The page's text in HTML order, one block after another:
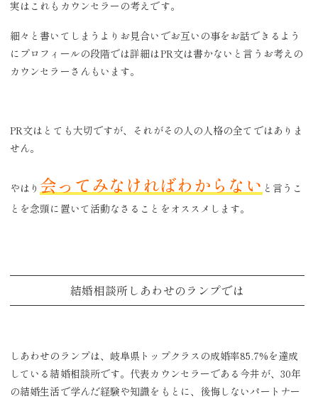
実はこれもカウンセラーの考えです。
細々と書いてしまうよりお見合いでお互いの事をお話できるよう
にプロフィールの段階では詳細はPR文は書かないと言うお考えの
カウンセラーさんもいます。
PR文はとても大切ですが、それがその人の人格の全てではありま
せん。
やはり 会ってみなければわからない と言うこ
とを念頭に置いて活動なさることをオススメします。
結婚相談所しあわせのランプでは
しあわせのランプは、岐阜県トップクラスの成婚率85.7%を達成
している結婚相談所です。代表カウンセラーである今井が、30年
の結婚生活で学んだ経験や知識をもとに、後悔しないパートナー